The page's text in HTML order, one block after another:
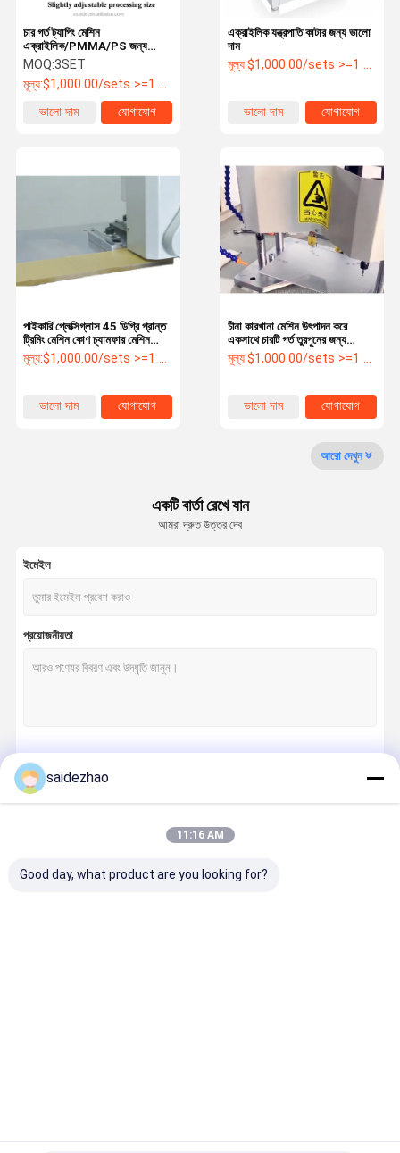
গুণমান নিয়ন্ত্রণ
একটি উদ্ধৃতি
অনুরোধ করুন
VR SHOW
এক্রাইলিক সিএনসি মেশিন
পিসিডি কাটার সরঞ্জাম
Chamfer মিলিং কাটার
এক্রাইলিক যন্ত্রপাতি কাটার জন্য ভালো
দাম
মূল্য:$1,000.00/sets >=1 sets
ভালো দাম যোগাযোগ
চার গর্ত ট্যাপিং মেশিন
এক্রাইলিক/PMMA/PS জন্য
ড্রিলিং মেশিন
MOQ:3SET
মূল্য:$1,000.00/sets >=1 sets
ভালো দাম
যোগাযোগ
চীনা কারখানা মেশিন উৎপাদন করে
একসাথে চারটি গর্ত তুরপুনের জন্য
স্বয়ংক্রিয় ড্রিলিং মেশিন এক্রাইলিক নখ
ড্রিল মেশিন
মূল্য:$1,000.00/sets >=1 sets
ভালো দাম যোগাযোগ
পাইকারি প্লেক্সিগ্লাস 45 ডিগ্রি প্রান্ত
ট্রিমিং মেশিন কোণ চ্যামফার মেশিন
এক্রাইলিক প্রান্ত চ্যামফারিং পলিশিং
মেশিন
মূল্য:$1,000.00/sets >=1 sets
ভালো দাম যোগাযোগ
আরো দেখুন
একটি বার্তা রেখে যান
আমরা দ্রুত উত্তর দেব
ইমেইল
প্রয়োজনীয়তা
saidezhao
11:16 AM
Good day, what product are you looking for?